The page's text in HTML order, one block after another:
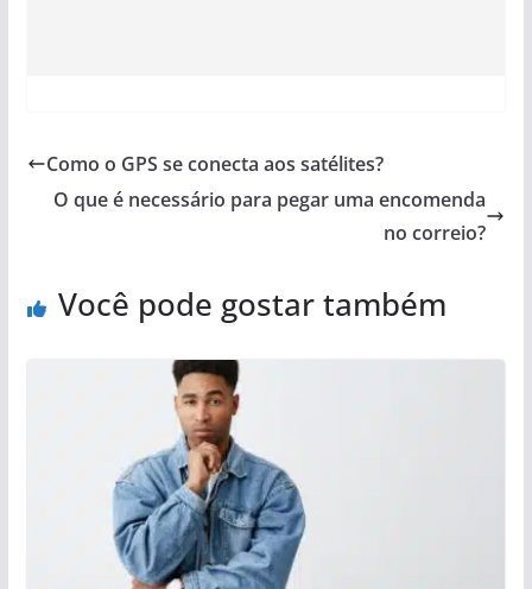
Como o GPS se conecta aos satélites?
O que é necessário para pegar uma encomenda
no correio?
Você pode gostar também